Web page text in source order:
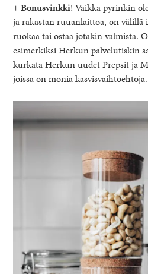
+Bonusvinkki! Vaikka pyrinkin
ja rakastan ruuanlaittoa, on
ruokaa tai ostaa jotakin valmista.
esimerkiksi Herkun palvelutiskin
kurkata Herkun uudet Prepsit ja
joissa on monia kasvisvaihtoehtoja.